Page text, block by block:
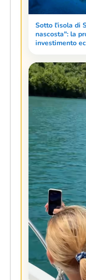
Sotto l'isola di
nascosta": la
investimento